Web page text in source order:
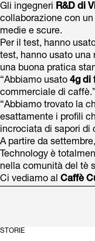
Gli ingegneri R&D di
collaborazione con un
medie e scure.
Per il test, hanno
test, hanno usato
una buona pratica
“Abbiamo usato 4g di
commerciale di
“Abbiamo trovato la
esattamente i profili
incrociata di sapori di
A partire da
Technology è
nella comunità del tè
Ci vediamo al Caffè
STORIE